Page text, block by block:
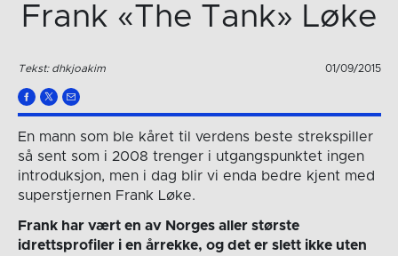
Frank «The Tank» Løke
Tekst: dhkjoakim 01/09/2015
En mann som ble kåret til verdens beste strekspiller
så sent som i 2008 trenger i utgangspunktet ingen
introduksjon, men i dag blir vi enda bedre kjent med
superstjernen Frank Løke.
Frank har vært en av Norges aller største
idrettsprofiler i en årrekke, og det er slett ikke uten